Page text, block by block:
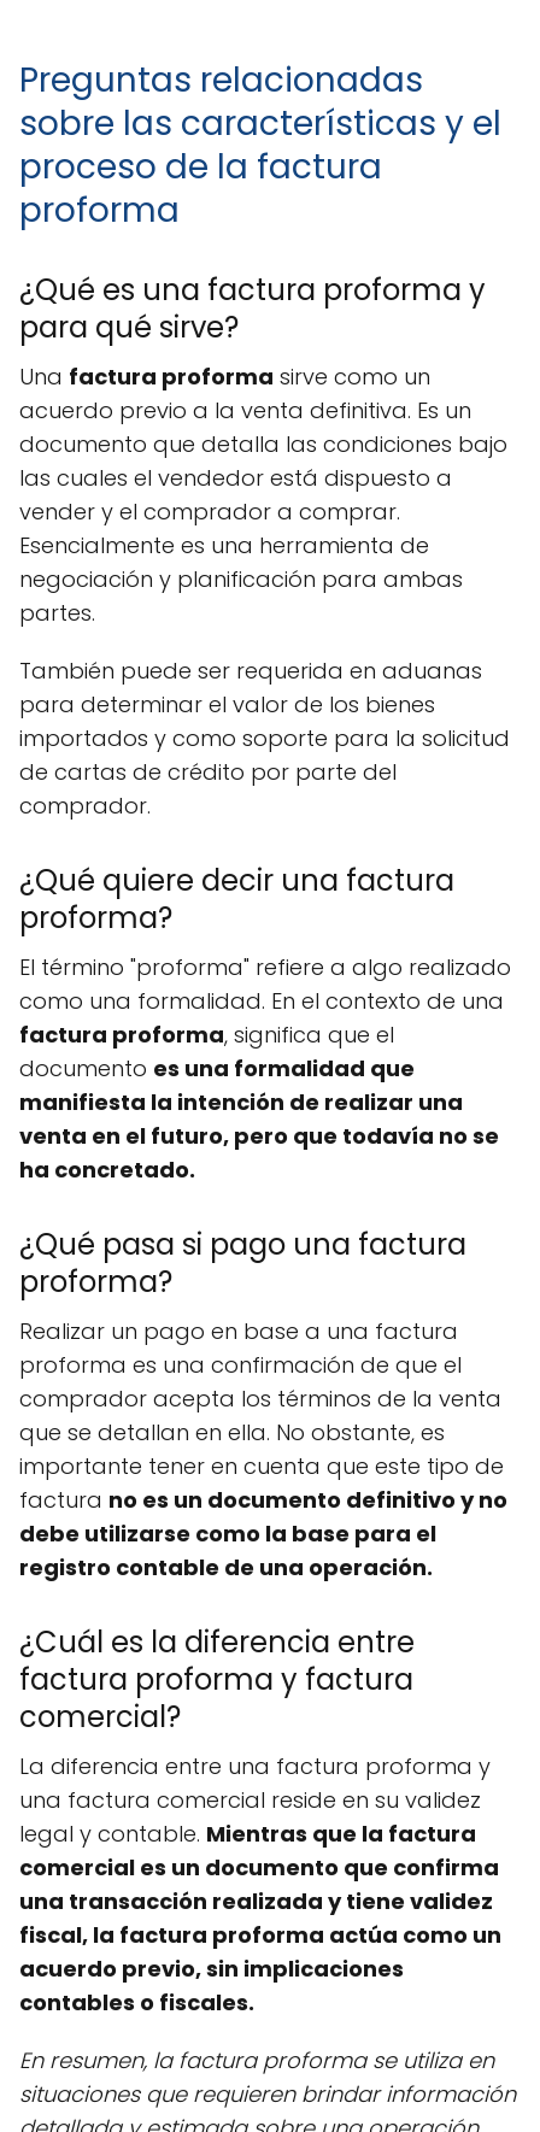
Preguntas relacionadas
sobre las características y el
proceso de la factura
proforma
¿Qué es una factura proforma y
para qué sirve?
Una factura proforma sirve como un
acuerdo previo a la venta definitiva. Es un
documento que detalla las condiciones bajo
las cuales el vendedor está dispuesto a
vender y el comprador a comprar.
Esencialmente es una herramienta de
negociación y planificación para ambas
partes.
También puede ser requerida en aduanas
para determinar el valor de los bienes
importados y como soporte para la solicitud
de cartas de crédito por parte del
comprador.
¿Qué quiere decir una factura
proforma?
El término "proforma" refiere a algo realizado
como una formalidad. En el contexto de una
factura proforma, significa que el
documento es una formalidad que
manifiesta la intención de realizar una
venta en el futuro, pero que todavía no se
ha concretado.
¿Qué pasa si pago una factura
proforma?
Realizar un pago en base a una factura
proforma es una confirmación de que el
comprador acepta los términos de la venta
que se detallan en ella. No obstante, es
importante tener en cuenta que este tipo de
factura no es un documento definitivo y no
debe utilizarse como la base para el
registro contable de una operación.
¿Cuál es la diferencia entre
factura proforma y factura
comercial?
La diferencia entre una factura proforma y
una factura comercial reside en su validez
legal y contable. Mientras que la factura
comercial es un documento que confirma
una transacción realizada y tiene validez
fiscal, la factura proforma actúa como un
acuerdo previo, sin implicaciones
contables o fiscales.
En resumen, la factura proforma se utiliza en
situaciones que requieren brindar información